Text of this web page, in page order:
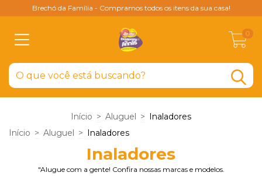
Brechó da Família - Compramos todos os itens da sua casa!
0
Início > Aluguel > Inaladores
Início > Aluguel > Inaladores
Inaladores
"Alugue com a gente! Confira nossas marcas e modelos.